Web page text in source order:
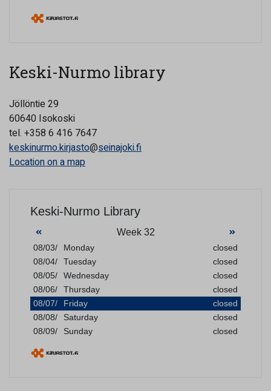
Keski-Nurmo library
Jöllöntie 29
60640 Isokoski
tel. +358 6 416 7647
keskinurmo.kirjasto@seinajoki.fi
Location on a map